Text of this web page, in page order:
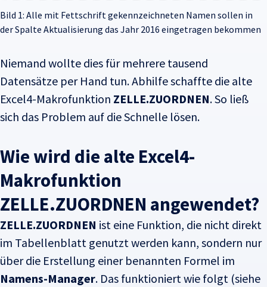
Bild 1: Alle mit Fettschrift gekennzeichneten Namen sollen in
der Spalte Aktualisierung das Jahr 2016 eingetragen bekommen
Niemand wollte dies für mehrere tausend
Datensätze per Hand tun. Abhilfe schaffte die alte
Excel4-Makrofunktion ZELLE.ZUORDNEN. So ließ
sich das Problem auf die Schnelle lösen.
Wie wird die alte Excel4-
Makrofunktion
ZELLE.ZUORDNEN angewendet?
ZELLE.ZUORDNEN ist eine Funktion, die nicht direkt
im Tabellenblatt genutzt werden kann, sondern nur
über die Erstellung einer benannten Formel im
Namens-Manager. Das funktioniert wie folgt (siehe